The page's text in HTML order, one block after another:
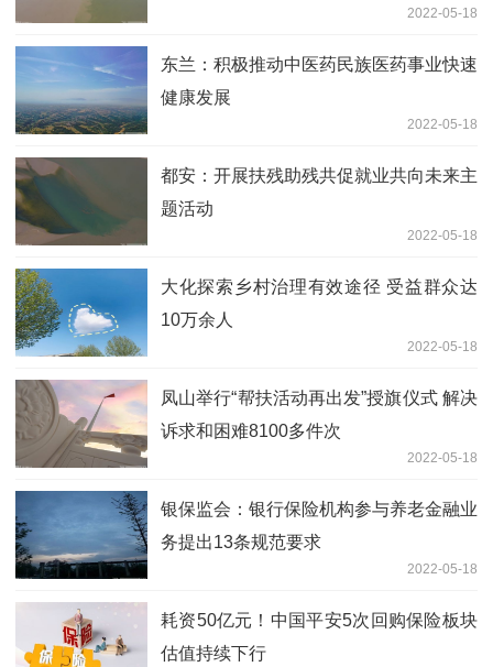
2022-05-18
东兰：积极推动中医药民族医药事业快速
健康发展
2022-05-18
都安：开展扶残助残共促就业共向未来主
题活动
2022-05-18
大化探索乡村治理有效途径 受益群众达
10万余人
2022-05-18
凤山举行“帮扶活动再出发”授旗仪式 解决
诉求和困难8100多件次
2022-05-18
银保监会：银行保险机构参与养老金融业
务提出13条规范要求
2022-05-18
耗资50亿元！中国平安5次回购保险板块
估值持续下行